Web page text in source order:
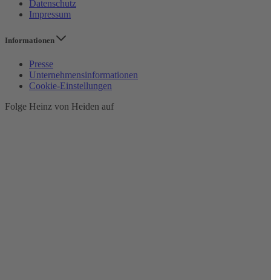
Datenschutz
Impressum
Informationen
Presse
Unternehmensinformationen
Cookie-Einstellungen
Folge Heinz von Heiden auf